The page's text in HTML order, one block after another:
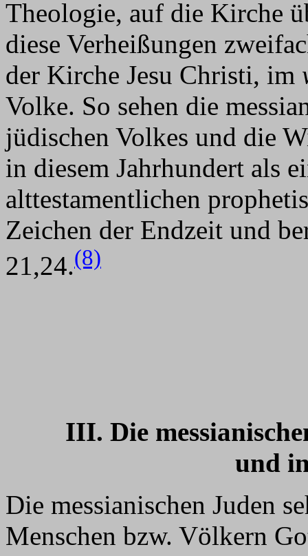
Theologie, auf die Kirche
diese Verheißungen
der Kirche Jesu Christi, im
Volke. So sehen die
jüdischen Volkes und die
in diesem Jahrhundert als
alttestamentlichen
Zeichen der Endzeit und
21,24.(8)
III. Die
und
Die messianischen Juden
Menschen bzw. Völkern